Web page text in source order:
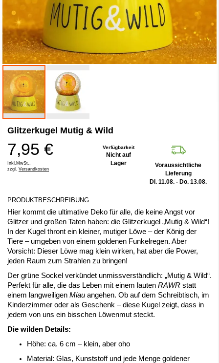
Anfang
Bildergalerie
springen
Glitzerkugel Mutig & Wild
7,95 €
Inkl.MwSt.,
zzgl. Versandkosten
Verfügbarkeit
Nicht auf
Lager
Voraussichtliche
Lieferung
Di. 11.08. - Do. 13.08.
PRODUKTBESCHREIBUNG
Hier kommt die ultimative Deko für alle, die keine Angst vor
Glitzer und großen Taten haben: die Glitzerkugel „Mutig & Wild“!
In der Kugel thront ein kleiner, mutiger Löwe – der König der
Tiere – umgeben von einem goldenen Funkelregen. Aber
Vorsicht: Dieser Löwe mag klein wirken, hat aber die Power,
jeden Raum zum Strahlen zu bringen!
Der grüne Sockel verkündet unmissverständlich: „Mutig & Wild“.
Perfekt für alle, die das Leben mit einem lauten RAWR statt
einem langweiligen Miau angehen. Ob auf dem Schreibtisch, im
Kinderzimmer oder als Geschenk – diese Kugel zeigt, dass in
jedem von uns ein bisschen Löwenmut steckt.
Die wilden Details:
Höhe: ca. 6 cm – klein, aber oho
Material: Glas, Kunststoff und jede Menge goldener